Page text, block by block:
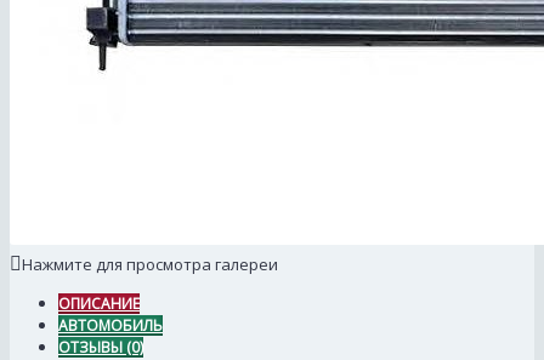
Нажмите для просмотра галереи
ОПИСАНИЕ
АВТОМОБИЛЬ
ОТЗЫВЫ (0)